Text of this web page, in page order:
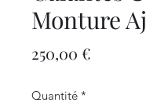
Monture
250,00 €
Quantité *